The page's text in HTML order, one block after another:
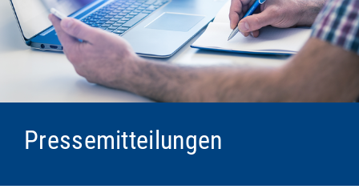
Pressemitteilungen